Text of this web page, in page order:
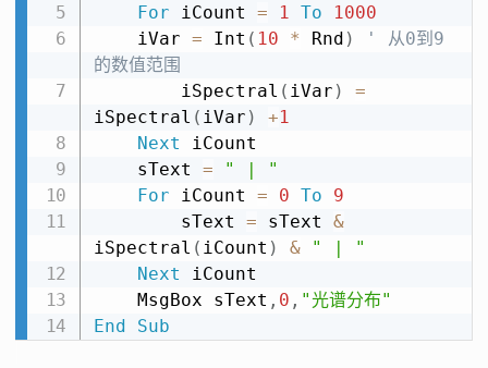
For iCount = 1 To
1000
    iVar
= Int ( 10 * Rnd )
' 从0到9
的数值范围
        iSpectral
( iVar )
=
iSpectral ( iVar ) +1
Next iCount
    sText
=
" | "
For iCount = 0 To
9
        sText
= sText &
iSpectral ( iCount ) &
" | "
Next iCount
    MsgBox sText
, 0 , "光谱分布"
End
Sub